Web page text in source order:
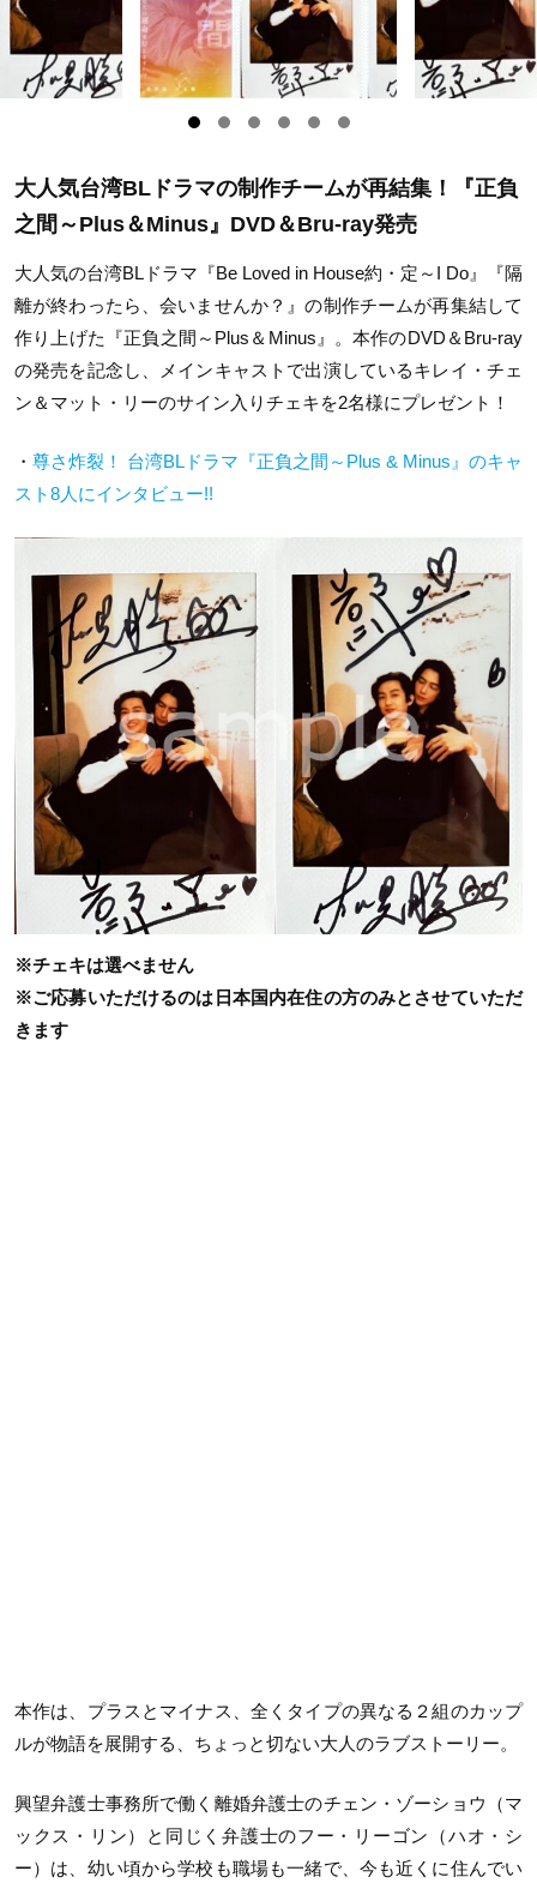
大人気台湾BLドラマの制作チームが再結集！『正負
之間～Plus＆Minus』DVD＆Bru-ray発売
大人気の台湾BL ドラマ『Be Loved in House約・定～ I Do 』『隔
離が終わったら、会いませんか？』の制作チームが再集結して
作り上げた『正負之間～ Plus ＆ Minus 』。本作のDVD ＆ Bru-ray
の発売を記念し、メインキャストで出演しているキレイ・チェ
ン＆マット・リーのサイン入りチェキを2名様にプレゼント！
・ 尊さ炸裂！ 台湾BLドラマ『正負之間～Plus & Minus』のキャ
スト8人にインタビュー!!
※チェキは選べません
※ご応募いただけるのは日本国内在住の方のみとさせていただ
きます
本作は、プラスとマイナス、全くタイプの異なる２組のカップ
ルが物語を展開する、ちょっと切ない大人のラブストーリー。
興望弁護士事務所で働く離婚弁護士のチェン・ゾーショウ（マ
ックス・リン）と同じく弁護士のフー・リーゴン（ハオ・シ
ー）は、幼い頃から学校も職場も一緒で、今も近くに住んでい